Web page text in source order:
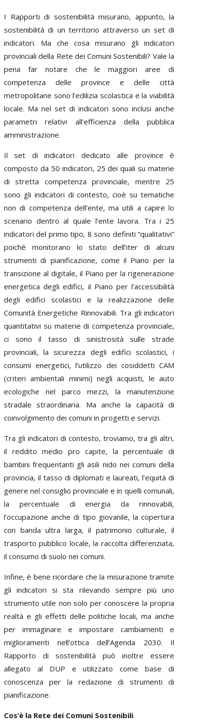
I Rapporti di sostenibilità misurano, appunto, la
sostenibilità di un territorio attraverso un set di
indicatori. Ma che cosa misurano gli indicatori
provinciali della Rete dei Comuni Sostenibili? Vale la
pena far notare che le maggiori aree di
competenza delle province e delle città
metropolitane sono l’edilizia scolastica e la viabilità
locale. Ma nel set di indicatori sono inclusi anche
parametri relativi all’efficienza della pubblica
amministrazione.
Il set di indicatori dedicato alle province è
composto da 50 indicatori, 25 dei quali su materie
di stretta competenza provinciale, mentre 25
sono gli indicatori di contesto, cioè su tematiche
non di competenza dell’ente, ma utili a capire lo
scenario dentro al quale l’ente lavora. Tra i 25
indicatori del primo tipo, 8 sono definiti “qualitativi”
poiché monitorano lo stato dell’iter di alcuni
strumenti di pianificazione, come il Piano per la
transizione al digitale, il Piano per la rigenerazione
energetica degli edifici, il Piano per l’accessibilità
degli edifici scolastici e la realizzazione delle
Comunità Energetiche Rinnovabili. Tra gli indicatori
quantitativi su materie di competenza provinciale,
ci sono il tasso di sinistrosità sulle strade
provinciali, la sicurezza degli edifici scolastici, i
consumi energetici, l’utilizzo dei cosiddetti CAM
(criteri ambientali minimi) negli acquisti, le auto
ecologiche nel parco mezzi, la manutenzione
stradale straordinaria. Ma anche la capacità di
coinvolgimento dei comuni in progetti e servizi.
Tra gli indicatori di contesto, troviamo, tra gli altri,
il reddito medio pro capite, la percentuale di
bambini frequentanti gli asili nido nei comuni della
provincia, il tasso di diplomati e laureati, l’equità di
genere nel consiglio provinciale e in quelli comunali,
la percentuale di energia da rinnovabili,
l’occupazione anche di tipo giovanile, la copertura
con banda ultra larga, il patrimonio culturale, il
trasporto pubblico locale, la raccolta differenziata,
il consumo di suolo nei comuni.
Infine, è bene ricordare che la misurazione tramite
gli indicatori si sta rilevando sempre più uno
strumento utile non solo per conoscere la propria
realtà e gli effetti delle politiche locali, ma anche
per immaginare e impostare cambiamenti e
miglioramenti nell’ottica dell’Agenda 2030. Il
Rapporto di sostenibilità può inoltre essere
allegato al DUP e utilizzato come base di
conoscenza per la redazione di strumenti di
pianificazione.
Cos’è la Rete dei Comuni Sostenibili